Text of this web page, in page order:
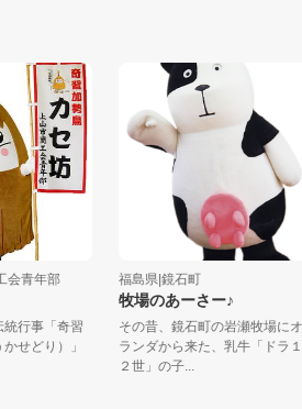
年部
事「奇習
どり）」
福島県|鏡石町
牧場のあーさー♪
その昔、鏡石町の岩瀬牧場にオ
ランダから来た、乳牛「ドラ１
２世」の子...